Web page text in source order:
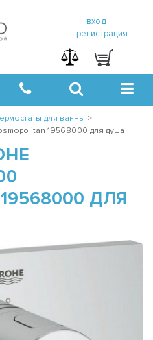
вход
регистрация
для ванны >
19568000 для душа
19568000 ДЛЯ